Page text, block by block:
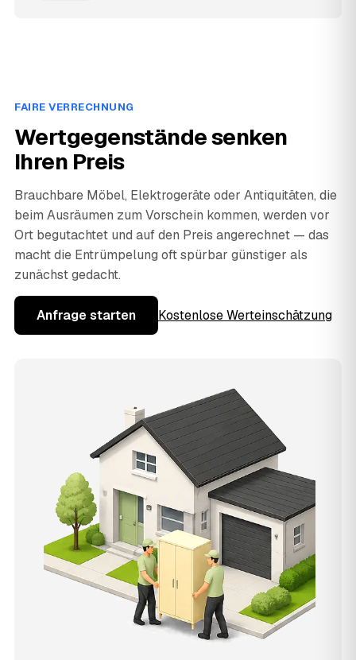
FAIRE VERRECHNUNG
Wertgegenstände senken
Ihren Preis
Brauchbare Möbel, Elektrogeräte oder Antiquitäten, die
beim Ausräumen zum Vorschein kommen, werden vor
Ort begutachtet und auf den Preis angerechnet — das
macht die Entrümpelung oft spürbar günstiger als
zunächst gedacht.
Anfrage starten Kostenlose Werteinschätzung